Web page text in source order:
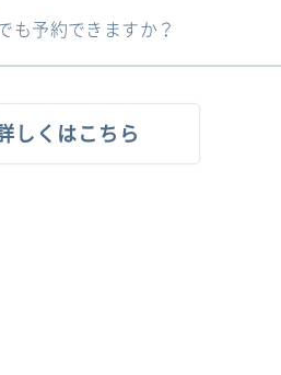
も予約できますか？
しくはこちら